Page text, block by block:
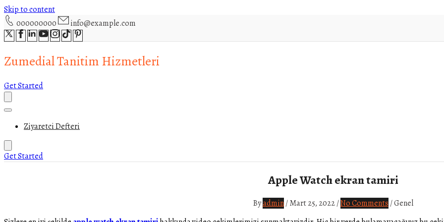
Skip to content
000000000
info@example.com
Zumedial Tanitim Hizmetleri
Get Started
Ziyaretci Defteri
Get Started
Apple Watch ekran tamiri
Byadmin/Mart 25, 2022/No Comments /Genel